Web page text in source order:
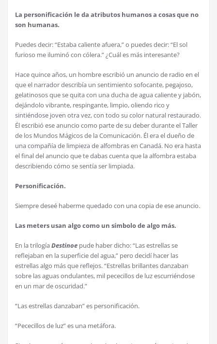
La personificación le da atributos humanos a cosas que no
son humanas.
Puedes decir: “Estaba caliente afuera,” o puedes decir: “El sol
furioso me iluminó con cólera.” ¿Cuál es más interesante?
Hace quince años, un hombre escribió un anuncio de radio en el
que el narrador describía un sentimiento sofocante, pegajoso,
gelatinosos que se quita con una ducha de agua caliente y jabón,
dejándolo vibrante, respingante, limpio, oliendo rico y
sintiéndose joven otra vez, con todo su color natural restaurado.
Él escribió ese anuncio como parte de su deber durante el Taller
de los Mundos Mágicos de la Comunicación. Él era el dueño de
una compañía de limpieza de alfombras en Canadá. No era hasta
el final del anuncio que te dabas cuenta que la alfombra estaba
describiendo cómo se sentía ser limpiada.
Personificación.
Siempre deseé haberme quedado con una copia de ese anuncio.
Las meters usan algo como un símbolo de algo más.
En la trilogíaDestinoe pude haber dicho: “Las estrellas se
reflejaban en la superficie del agua,” pero decidí hacer las
estrellas algo más que reflejos. “Estrellas brillantes danzaban
sobre las aguas ondulantes, mil pececillos de luz escurriéndose
en un mar de oscuridad.”
“Las estrellas danzaban” es personificación.
“Pececillos de luz” es una metáfora.